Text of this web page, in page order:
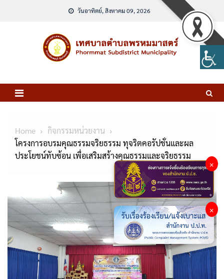
วันอาทิตย์, สิงหาคม 09, 2026
Home
กิจกรรมหน่วยงาน
โครงการอบรมคุณธรรมจริยธรรม ทุจริตคอรัปชั่นและผล
ประโยชน์ทับซ้อน เพื่อเสริมสร้างคุณธรรมและจริยธรรม
×
×